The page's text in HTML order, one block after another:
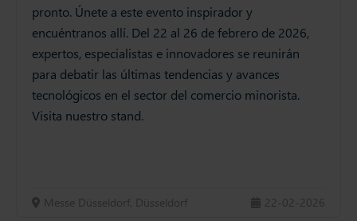
pronto. Únete a este evento inspirador y
encuéntranos allí. Del 22 al 26 de febrero de 2026,
expertos, especialistas e innovadores se reunirán
para debatir las últimas tendencias y avances
tecnológicos en el sector del comercio minorista.
Visita nuestro stand.
Messe Düsseldorf, Düsseldorf 22-02-2026